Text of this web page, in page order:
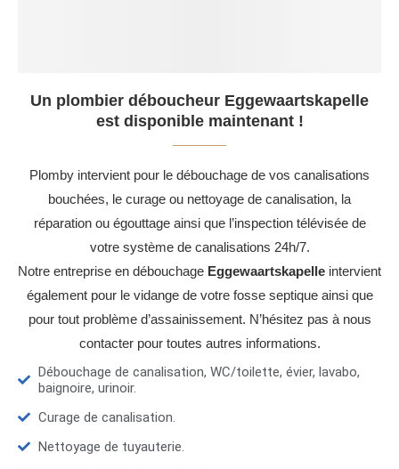
Un plombier déboucheur Eggewaartskapelle
est disponible maintenant !
Plomby intervient pour le débouchage de vos canalisations
bouchées, le curage ou nettoyage de canalisation, la
réparation ou égouttage ainsi que l’inspection télévisée de
votre système de canalisations 24h/7.
Notre entreprise en débouchage Eggewaartskapelle intervient
également pour le vidange de votre fosse septique ainsi que
pour tout problème d’assainissement. N’hésitez pas à nous
contacter pour toutes autres informations.
Débouchage de canalisation, WC/toilette, évier, lavabo,
baignoire, urinoir.
Curage de canalisation.
Nettoyage de tuyauterie.